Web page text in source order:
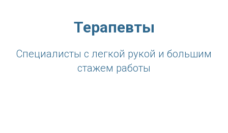
Терапевты
Специалисты с легкой рукой и большим
стажем работы